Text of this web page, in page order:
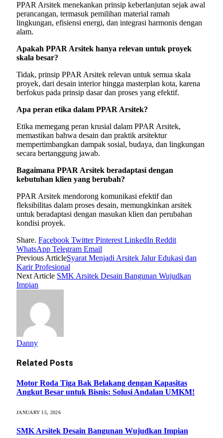
PPAR Arsitek menekankan prinsip keberlanjutan sejak awal
perancangan, termasuk pemilihan material ramah
lingkungan, efisiensi energi, dan integrasi harmonis dengan
alam.
Apakah PPAR Arsitek hanya relevan untuk proyek
skala besar?
Tidak, prinsip PPAR Arsitek relevan untuk semua skala
proyek, dari desain interior hingga masterplan kota, karena
berfokus pada prinsip dasar dan proses yang efektif.
Apa peran etika dalam PPAR Arsitek?
Etika memegang peran krusial dalam PPAR Arsitek,
memastikan bahwa desain dan praktik arsitektur
mempertimbangkan dampak sosial, budaya, dan lingkungan
secara bertanggung jawab.
Bagaimana PPAR Arsitek beradaptasi dengan
kebutuhan klien yang berubah?
PPAR Arsitek mendorong komunikasi efektif dan
fleksibilitas dalam proses desain, memungkinkan arsitek
untuk beradaptasi dengan masukan klien dan perubahan
kondisi proyek.
Share. Facebook Twitter Pinterest LinkedIn Reddit
WhatsApp Telegram Email
Previous ArticleSyarat Menjadi Arsitek Jalur Edukasi dan
Karir Profesional
Next Article SMK Arsitek Desain Bangunan Wujudkan
Impian
Danny
Related Posts
Motor Roda Tiga Bak Belakang dengan Kapasitas
Angkut Besar untuk Bisnis: Solusi Andalan UMKM!
JANUARY 15, 2026
SMK Arsitek Desain Bangunan Wujudkan Impian